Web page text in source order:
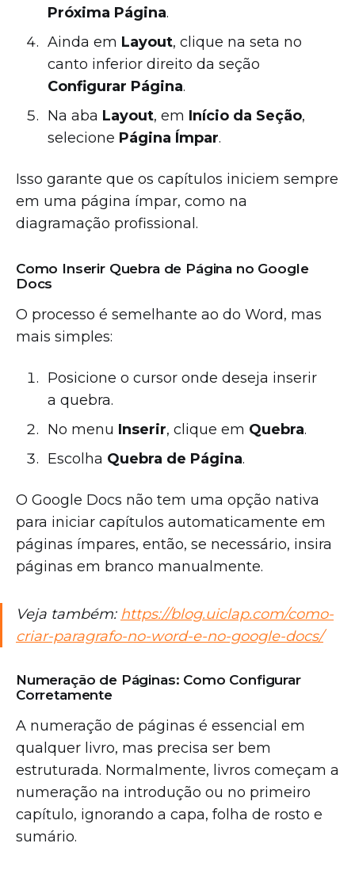
Próxima Página.
Ainda em Layout, clique na seta no
canto inferior direito da seção
Configurar Página.
Na aba Layout, em Início da Seção,
selecione Página Ímpar.
Isso garante que os capítulos iniciem sempre
em uma página ímpar, como na
diagramação profissional.
Como Inserir Quebra de Página no Google
Docs
O processo é semelhante ao do Word, mas
mais simples:
Posicione o cursor onde deseja inserir
a quebra.
No menu Inserir, clique em Quebra.
Escolha Quebra de Página.
O Google Docs não tem uma opção nativa
para iniciar capítulos automaticamente em
páginas ímpares, então, se necessário, insira
páginas em branco manualmente.
Veja também: https://blog.uiclap.com/como-
criar-paragrafo-no-word-e-no-google-docs/
Numeração de Páginas: Como Configurar
Corretamente
A numeração de páginas é essencial em
qualquer livro, mas precisa ser bem
estruturada. Normalmente, livros começam a
numeração na introdução ou no primeiro
capítulo, ignorando a capa, folha de rosto e
sumário.